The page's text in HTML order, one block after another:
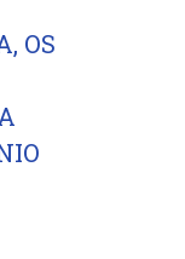
OS